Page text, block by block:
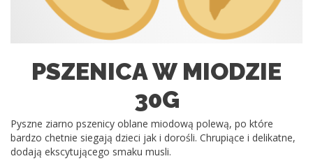
PSZENICA W MIODZIE
30G
Pyszne ziarno pszenicy oblane miodową polewą, po które
bardzo chetnie siegają dzieci jak i dorośli. Chrupiące i delikatne,
dodają ekscytującego smaku musli.